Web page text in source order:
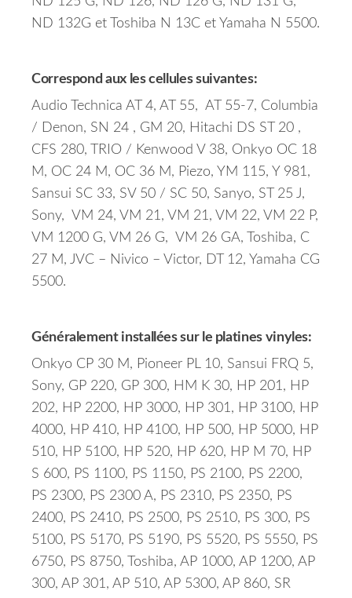
ND 132G et Toshiba N 13C et Yamaha N 5500.
Correspond aux les cellules suivantes:
Audio Technica AT 4, AT 55, AT 55-7, Columbia
/ Denon, SN 24 , GM 20, Hitachi DS ST 20 ,
CFS 280, TRIO / Kenwood V 38, Onkyo OC 18
M, OC 24 M, OC 36 M, Piezo, YM 115, Y 981,
Sansui SC 33, SV 50 / SC 50, Sanyo, ST 25 J,
Sony, VM 24, VM 21, VM 21, VM 22, VM 22 P,
VM 1200 G, VM 26 G, VM 26 GA, Toshiba, C
27 M, JVC – Nivico – Victor, DT 12, Yamaha CG
5500.
Généralement installées sur le platines vinyles:
Onkyo CP 30 M, Pioneer PL 10, Sansui FRQ 5,
Sony, GP 220, GP 300, HM K 30, HP 201, HP
202, HP 2200, HP 3000, HP 301, HP 3100, HP
4000, HP 410, HP 4100, HP 500, HP 5000, HP
510, HP 5100, HP 520, HP 620, HP M 70, HP
S 600, PS 1100, PS 1150, PS 2100, PS 2200,
PS 2300, PS 2300 A, PS 2310, PS 2350, PS
2400, PS 2410, PS 2500, PS 2510, PS 300, PS
5100, PS 5170, PS 5190, PS 5520, PS 5550, PS
6750, PS 8750, Toshiba, AP 1000, AP 1200, AP
300, AP 301, AP 510, AP 5300, AP 860, SR